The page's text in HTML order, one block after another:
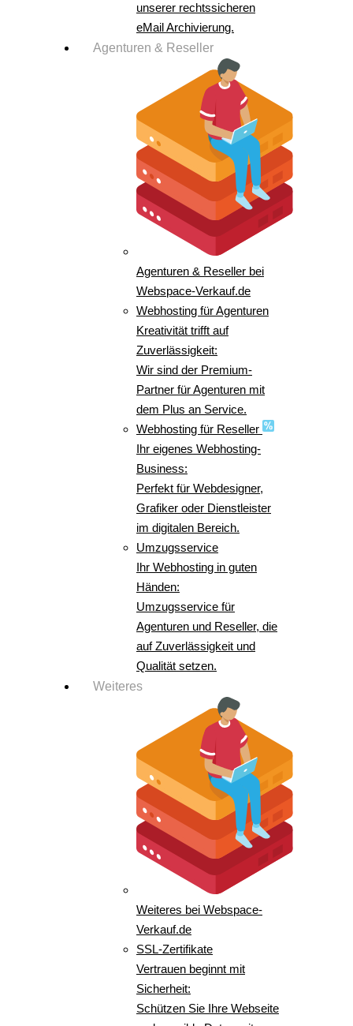
unserer rechtssicheren
eMail Archivierung.
Agenturen & Reseller
Agenturen & Reseller bei
Webspace-Verkauf.de
Webhosting für Agenturen
Kreativität trifft auf
Zuverlässigkeit:
Wir sind der Premium-
Partner für Agenturen mit
dem Plus an Service.
Webhosting für Reseller
Ihr eigenes Webhosting-
Business:
Perfekt für Webdesigner,
Grafiker oder Dienstleister
im digitalen Bereich.
Umzugsservice
Ihr Webhosting in guten
Händen:
Umzugsservice für
Agenturen und Reseller, die
auf Zuverlässigkeit und
Qualität setzen.
Weiteres
Weiteres bei Webspace-
Verkauf.de
SSL-Zertifikate
Vertrauen beginnt mit
Sicherheit:
Schützen Sie Ihre Webseite